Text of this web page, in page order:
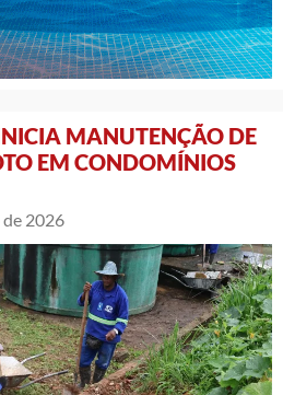
MANUTENÇÃO DE
EM CONDOMÍNIOS
de 2026